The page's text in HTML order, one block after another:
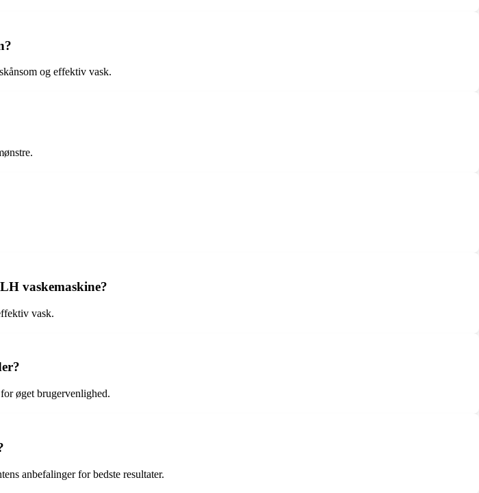
og effektiv vask.
vaskemaskine?
vask.
øget brugervenlighed.
anbefalinger for bedste resultater.